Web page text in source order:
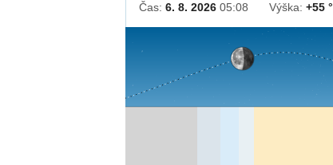
Čas:6. 8. 2026 05:08 Výška:+55 °